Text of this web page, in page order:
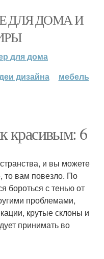
ДЛЯ ДОМА И
для дома
дизайна мебель
красивым: 6
и вы можете
то вам повезло. По
бороться с тенью от
проблемами,
крутые склоны и
принимать во